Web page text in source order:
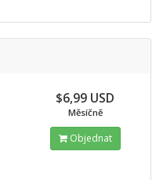
$6,99 USD
Měsíčně
Objednat